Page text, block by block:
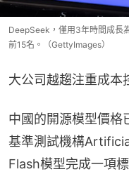
DeepSeek，僅用3年時間成長
前15名。（GettyImages）
大公司越趨注重成本
中國的開源模型價格
基準測試機構
Flash模型完成一項